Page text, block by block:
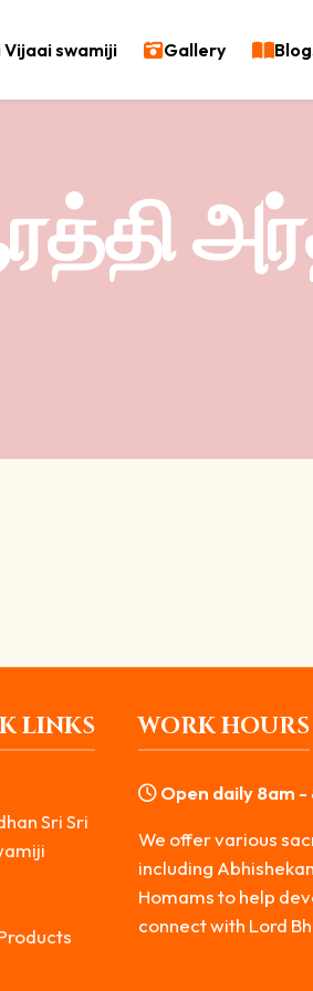
Vijaai swamiji Gallery
LINKS
Sri Sri
WORK HOURS
Open daily 8am -
We offer various
including
Homams to help
connect with Lord